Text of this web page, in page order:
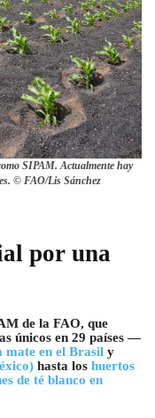
SIPAM. Actualmente hay
© FAO/Lis Sánchez
por una
de la FAO, que
únicos en 29 países —
mate en el Brasil y
hasta los huertos
de té blanco en